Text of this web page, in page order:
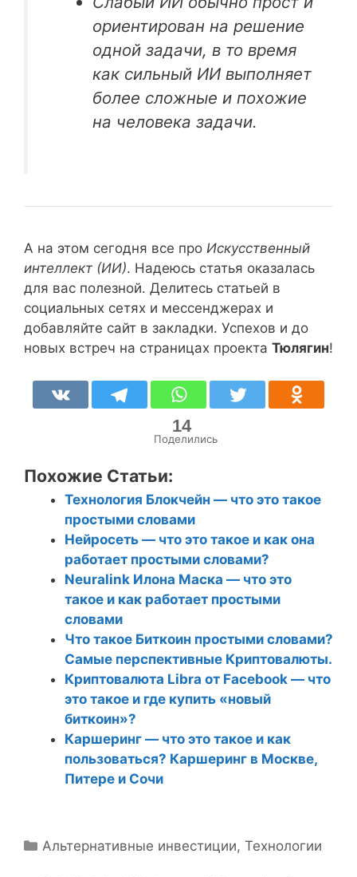
ориентирован на решение
одной задачи, в то время
как сильный ИИ выполняет
более сложные и похожие
на человека задачи.
А на этом сегодня все про Искусственный
интеллект (ИИ). Надеюсь статья оказалась
для вас полезной. Делитесь статьей в
социальных сетях и мессенджерах и
добавляйте сайт в закладки. Успехов и до
новых встреч на страницах проекта Тюлягин!
14
Поделились
Похожие Статьи:
Технология Блокчейн — что это такое
простыми словами
Нейросеть — что это такое и как она
работает простыми словами?
Neuralink Илона Маска — что это
такое и как работает простыми
словами
Что такое Биткоин простыми словами?
Самые перспективные Криптовалюты.
Криптовалюта Libra от Facebook — что
это такое и где купить «новый
биткоин»?
Каршеринг — что это такое и как
пользоваться? Каршеринг в Москве,
Питере и Сочи
Р
Альтернативные инвестиции,Технологии